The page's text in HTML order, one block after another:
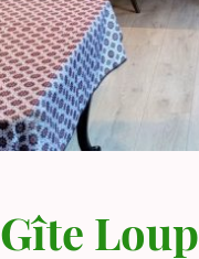
Gîte Loup